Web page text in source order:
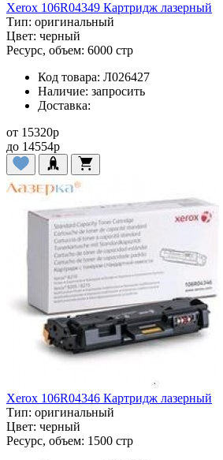
Xerox 106R04349 Картридж лазерный
Тип: оригинальный
Цвет: черный
Ресурс, объем: 6000 стр
Код товара: Л026427
Наличие: запросить
Доставка:
от 15320p
до 14554p
Xerox 106R04346 Картридж лазерный
Тип: оригинальный
Цвет: черный
Ресурс, объем: 1500 стр